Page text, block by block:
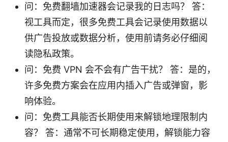
问：免费翻墙加速器会记录我的日志吗？ 答：
视工具而定，很多免费工具会记录使用数据以
供广告投放或数据分析，使用前请务必仔细阅
读隐私政策。
问：免费 VPN 会不会有广告干扰？ 答：是的，
许多免费方案会在应用内插入广告或弹窗，影
响体验。
问：免费工具能否长期使用来解锁地理限制内
容？ 答：通常不可长期稳定使用，解锁能力容